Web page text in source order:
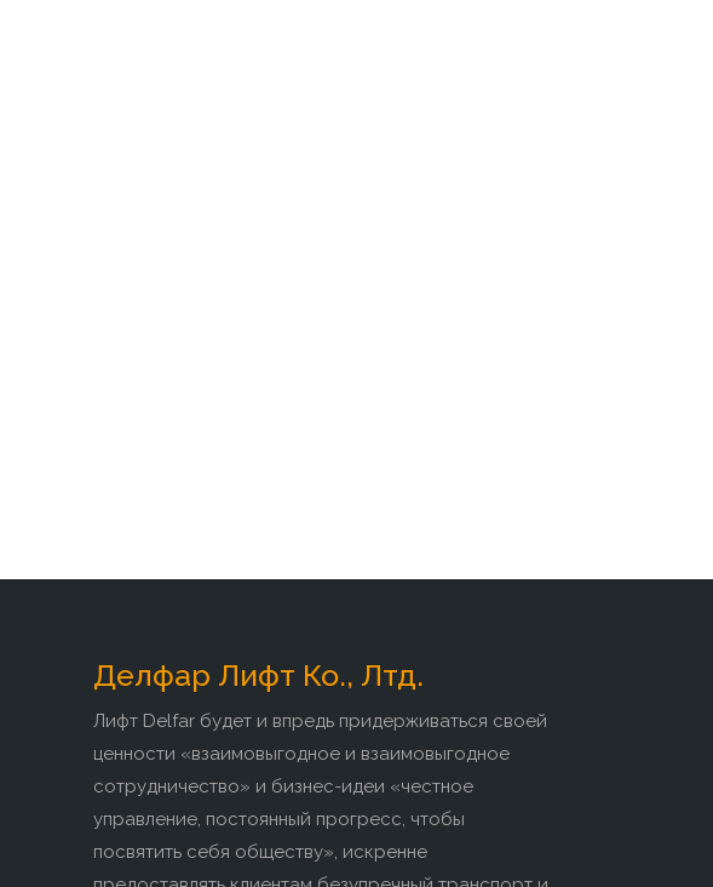
Делфар Лифт Ко., Лтд.
Лифт Delfar будет и впредь придерживаться своей
ценности «взаимовыгодное и взаимовыгодное
сотрудничество» и бизнес-идеи «честное
управление, постоянный прогресс, чтобы
посвятить себя обществу», искренне